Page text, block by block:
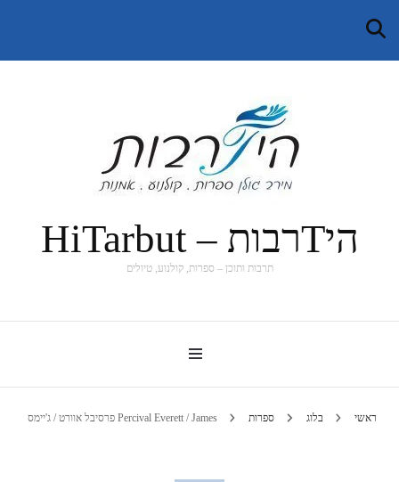
היTרבות – HiTarbut
תרבות ותוכן – ספרות, קולנוע, טיולים
ראשי בלוג ספרות Percival Everett / James פרסיבל אוורט / ג'יימס